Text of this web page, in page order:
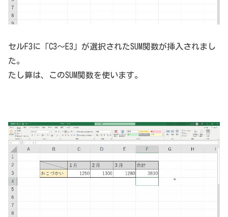
セルF3に「C3～E3」が選択されたSUM関数が挿入されまし
た。
たし算は、このSUM関数を使います。